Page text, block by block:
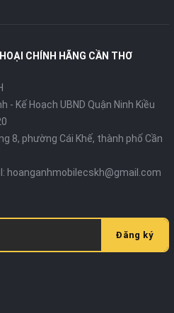
CHÍNH HÃNG CẦN THƠ
- Kế Hoạch UBND Quận Ninh Kiều
8, phường Cái Khế, thành phố Cần
hoanganhmobilecskh@gmail.com
Đăng ký